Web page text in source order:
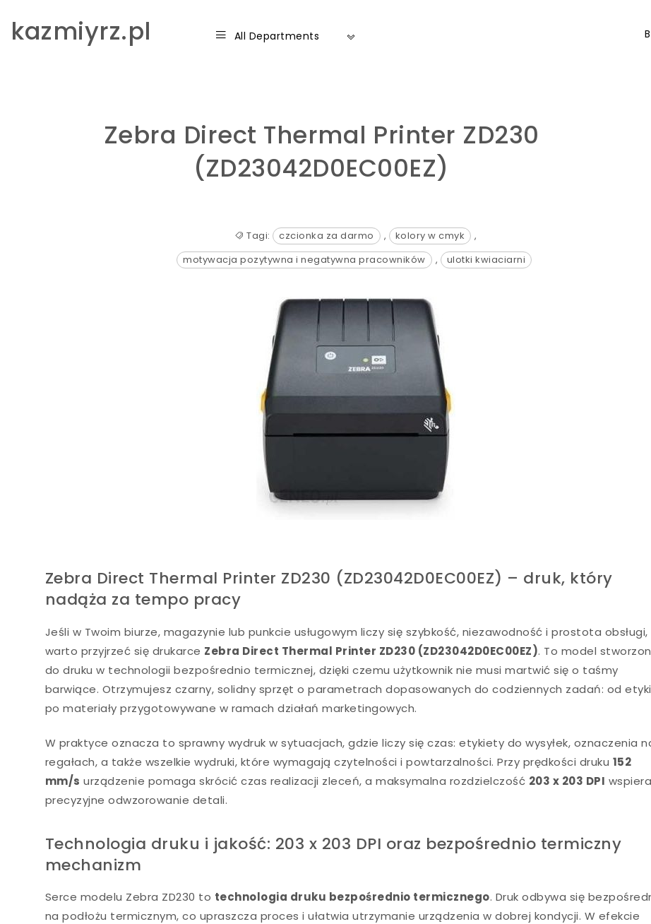
kazmiyrz.pl All Departments
Zebra Direct Thermal Printer ZD230
(ZD23042D0EC00EZ)
Tagi: czcionka za darmo , kolory w cmyk
,
motywacja pozytywna i negatywna pracowników
, ulotki kwiaciarni
Zebra Direct Thermal Printer ZD230 (ZD23042D0EC00EZ) – druk, który
nadąża za tempo pracy
Jeśli w Twoim biurze, magazynie lub punkcie usługowym liczy się szybkość, niezawodność i prostota obsługi,
warto przyjrzeć się drukarce Zebra Direct Thermal Printer ZD230 (ZD23042D0EC00EZ). To model
do druku w technologii bezpośrednio termicznej, dzięki czemu użytkownik nie musi martwić się o taśmy
barwiące. Otrzymujesz czarny, solidny sprzęt o parametrach dopasowanych do codziennych zadań: od
po materiały przygotowywane w ramach działań marketingowych.
W praktyce oznacza to sprawny wydruk w sytuacjach, gdzie liczy się czas: etykiety do wysyłek, oznaczenia
regałach, a także wszelkie wydruki, które wymagają czytelności i powtarzalności. Przy prędkości druku 152
mm/s urządzenie pomaga skrócić czas realizacji zleceń, a maksymalna rozdzielczość 203 x 203 DPI wspiera
precyzyjne odwzorowanie detali.
Technologia druku i jakość: 203 x 203 DPI oraz bezpośrednio termiczny
mechanizm
Serce modelu Zebra ZD230 to technologia druku bezpośrednio termicznego. Druk odbywa się
na podłożu termicznym, co upraszcza proces i ułatwia utrzymanie urządzenia w dobrej kondycji. W efekcie